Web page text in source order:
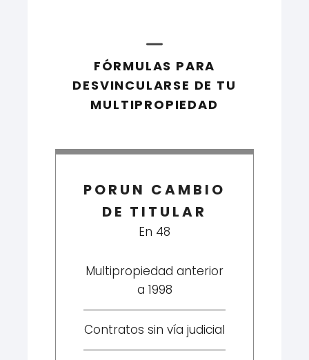
FÓRMULAS PARA
DESVINCULARSE DE TU
MULTIPROPIEDAD
PORUN CAMBIO
DE TITULAR
En 48
Multipropiedad anterior
a 1998
Contratos sin vía judicial